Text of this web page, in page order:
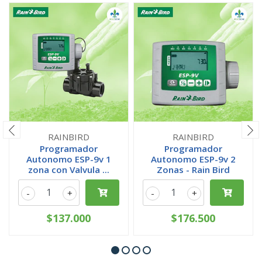
RAINBIRD
Programador
Autonomo ESP-9v 1
zona con Valvula ...
+
-
$137.000
RAINBIRD
Programador
Autonomo ESP-9v 2
Zonas - Rain Bird
+
-
$176.500